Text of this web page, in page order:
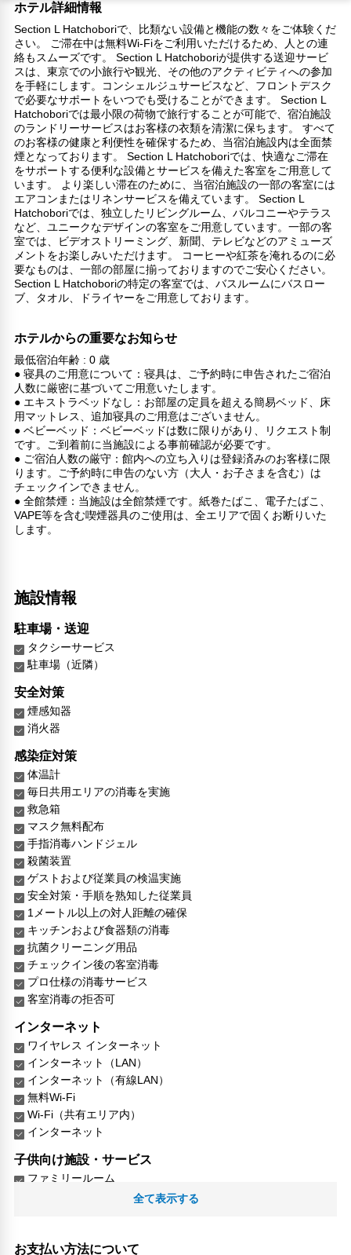
ホテル詳細情報
Section L Hatchoboriで、比類ない設備と機能の数々をご体験くだ
さい。 ご滞在中は無料Wi-Fiをご利用いただけるため、人との連
絡もスムーズです。 Section L Hatchoboriが提供する送迎サービ
スは、東京での小旅行や観光、その他のアクティビティへの参加
を手軽にします。コンシェルジュサービスなど、フロントデスク
で必要なサポートをいつでも受けることができます。 Section L
Hatchoboriでは最小限の荷物で旅行することが可能で、宿泊施設
のランドリーサービスはお客様の衣類を清潔に保ちます。 すべて
のお客様の健康と利便性を確保するため、当宿泊施設内は全面禁
煙となっております。 Section L Hatchoboriでは、快適なご滞在
をサポートする便利な設備とサービスを備えた客室をご用意して
います。 より楽しい滞在のために、当宿泊施設の一部の客室には
エアコンまたはリネンサービスを備えています。 Section L
Hatchoboriでは、独立したリビングルーム、バルコニーやテラス
など、ユニークなデザインの客室をご用意しています。一部の客
室では、ビデオストリーミング、新聞、テレビなどのアミューズ
メントをお楽しみいただけます。 コーヒーや紅茶を淹れるのに必
要なものは、一部の部屋に揃っておりますのでご安心ください。
Section L Hatchoboriの特定の客室では、バスルームにバスロー
ブ、タオル、ドライヤーをご用意しております。
ホテルからの重要なお知らせ
最低宿泊年齢 : 0 歳
● 寝具のご用意について：寝具は、ご予約時に申告されたご宿泊
人数に厳密に基づいてご用意いたします。
● エキストラベッドなし：お部屋の定員を超える簡易ベッド、床
用マットレス、追加寝具のご用意はございません。
● ベビーベッド：ベビーベッドは数に限りがあり、リクエスト制
です。ご到着前に当施設による事前確認が必要です。
● ご宿泊人数の厳守：館内への立ち入りは登録済みのお客様に限
ります。ご予約時に申告のない方（大人・お子さまを含む）は
チェックインできません。
● 全館禁煙：当施設は全館禁煙です。紙巻たばこ、電子たばこ、
VAPE等を含む喫煙器具のご使用は、全エリアで固くお断りいた
します。
施設情報
駐車場・送迎
タクシーサービス
駐車場（近隣）
安全対策
煙感知器
消火器
感染症対策
体温計
毎日共用エリアの消毒を実施
救急箱
マスク無料配布
手指消毒ハンドジェル
殺菌装置
ゲストおよび従業員の検温実施
安全対策・手順を熟知した従業員
1メートル以上の対人距離の確保
キッチンおよび食器類の消毒
抗菌クリーニング用品
チェックイン後の客室消毒
プロ仕様の消毒サービス
客室消毒の拒否可
インターネット
ワイヤレス インターネット
インターネット（LAN）
インターネット（有線LAN）
無料Wi-Fi
Wi-Fi（共有エリア内）
インターネット
子供向け施設・サービス
ファミリールーム
家族・お子様に優しい設備
荷物預かりサービス
全て表示する
お支払い方法について